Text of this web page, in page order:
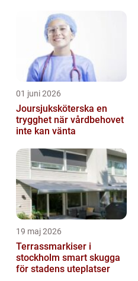
01 juni 2026
Joursjuksköterska en
trygghet när vårdbehovet
inte kan vänta
19 maj 2026
Terrassmarkiser i
stockholm smart skugga
för stadens uteplatser